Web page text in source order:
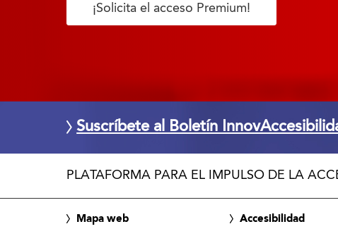
¡Solicita el acceso Premium!
Suscríbete al Boletín
PLATAFORMA PARA EL IMPULSO DE LA
Mapa web Accesibilidad